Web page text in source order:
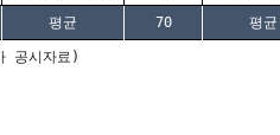
평균 70 평균
공시자료)